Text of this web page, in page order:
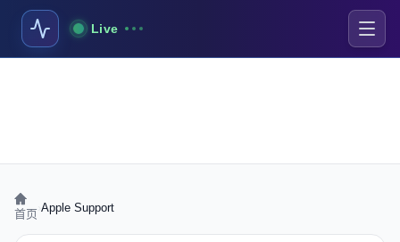
Live
首页 Apple Support